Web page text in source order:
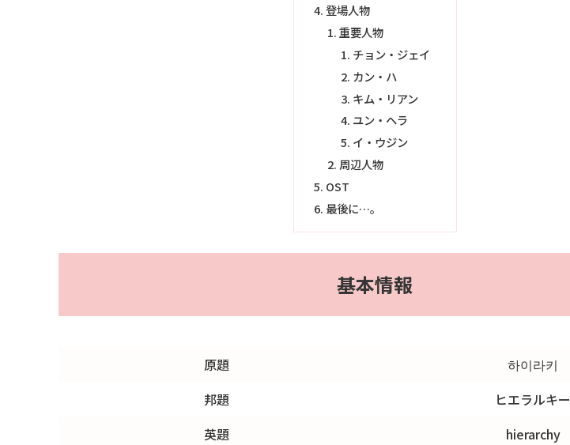
登場人物
重要人物
チョン・ジェイ
カン・ハ
キム・リアン
ユン・ヘラ
イ・ウジン
周辺人物
OST
最後に…。
基本情報
原題
하이라키
邦題
ヒエラルキー
英題
hierarchy